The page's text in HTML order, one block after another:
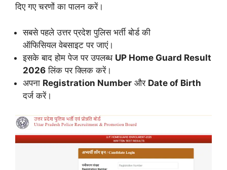
दिए गए चरणों का पालन करें।
सबसे पहले उत्तर प्रदेश पुलिस भर्ती बोर्ड की
ऑफिसियल वेबसाइट पर जाएं।
इसके बाद होम पेज पर उपलब्ध UP Home Guard Result
2026 लिंक पर क्लिक करें।
अपना Registration Number और Date of Birth
दर्ज करें।